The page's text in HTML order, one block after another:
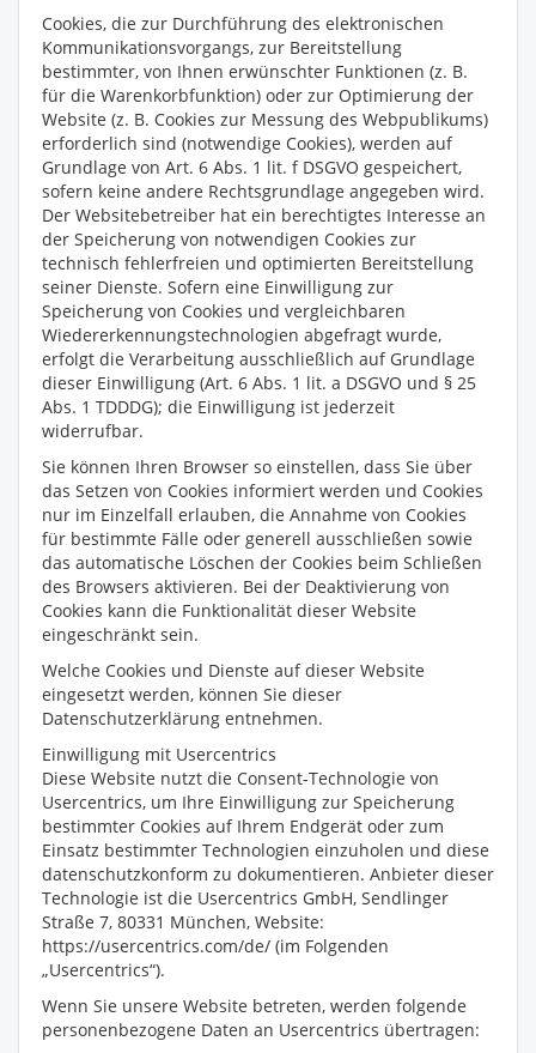
Cookies, die zur Durchführung des elektronischen
Kommunikationsvorgangs, zur Bereitstellung
bestimmter, von Ihnen erwünschter Funktionen (z. B.
für die Warenkorbfunktion) oder zur Optimierung der
Website (z. B. Cookies zur Messung des Webpublikums)
erforderlich sind (notwendige Cookies), werden auf
Grundlage von Art. 6 Abs. 1 lit. f DSGVO gespeichert,
sofern keine andere Rechtsgrundlage angegeben wird.
Der Websitebetreiber hat ein berechtigtes Interesse an
der Speicherung von notwendigen Cookies zur
technisch fehlerfreien und optimierten Bereitstellung
seiner Dienste. Sofern eine Einwilligung zur
Speicherung von Cookies und vergleichbaren
Wiedererkennungstechnologien abgefragt wurde,
erfolgt die Verarbeitung ausschließlich auf Grundlage
dieser Einwilligung (Art. 6 Abs. 1 lit. a DSGVO und § 25
Abs. 1 TDDDG); die Einwilligung ist jederzeit
widerrufbar.
Sie können Ihren Browser so einstellen, dass Sie über
das Setzen von Cookies informiert werden und Cookies
nur im Einzelfall erlauben, die Annahme von Cookies
für bestimmte Fälle oder generell ausschließen sowie
das automatische Löschen der Cookies beim Schließen
des Browsers aktivieren. Bei der Deaktivierung von
Cookies kann die Funktionalität dieser Website
eingeschränkt sein.
Welche Cookies und Dienste auf dieser Website
eingesetzt werden, können Sie dieser
Datenschutzerklärung entnehmen.
Einwilligung mit Usercentrics
Diese Website nutzt die Consent-Technologie von
Usercentrics, um Ihre Einwilligung zur Speicherung
bestimmter Cookies auf Ihrem Endgerät oder zum
Einsatz bestimmter Technologien einzuholen und diese
datenschutzkonform zu dokumentieren. Anbieter dieser
Technologie ist die Usercentrics GmbH, Sendlinger
Straße 7, 80331 München, Website:
https://usercentrics.com/de/ (im Folgenden
„Usercentrics“).
Wenn Sie unsere Website betreten, werden folgende
personenbezogene Daten an Usercentrics übertragen: